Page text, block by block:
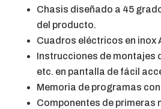
Chasis diseñado a 45
del producto.
Cuadros eléctricos en inox
Instrucciones de montajes
etc. en pantalla de fácil
Memoria de programas
Componentes de primeras